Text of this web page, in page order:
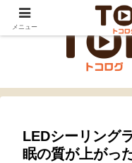
LEDシーリング
眠の質が上がっ
メニュー